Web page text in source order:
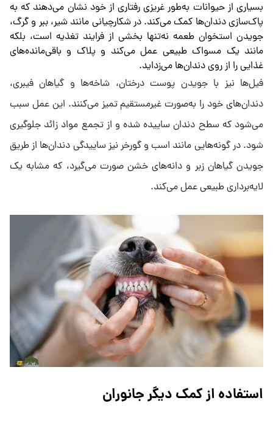
بسیاری از حیوانات به‌طور غریزی رفتاری از خود نشان می‌دهند که به
پاک‌سازی دندان‌ها کمک می‌کند. در شکارچیانی مانند شیر، ببر و گرگ،
جویدن استخوان طعمه نه‌تنها بخشی از فرایند تغذیه است، بلکه
مانند یک مسواک طبیعی عمل می‌کند و پلاک و باقی‌مانده‌های
غذایی را از روی دندان‌ها می‌زداید.
فیل‌ها نیز با جویدن پوست درختان، شاخه‌ها و گیاهان فیبری،
دندان‌های خود را به‌صورت غیرمستقیم تمیز می‌کنند. این عمل سبب
می‌شود که سطح دندان ساییده شده و از تجمع مواد زائد جلوگیری
شود. در گونه‌هایی مانند اسب و گورخر نیز ساییدگی دندان‌ها از طریق
جویدن گیاهان زبر و دانه‌های خشن صورت می‌گیرد، که مشابه یک
لایه‌برداری طبیعی عمل می‌کند.
استفاده از کمک دیگر جانوران